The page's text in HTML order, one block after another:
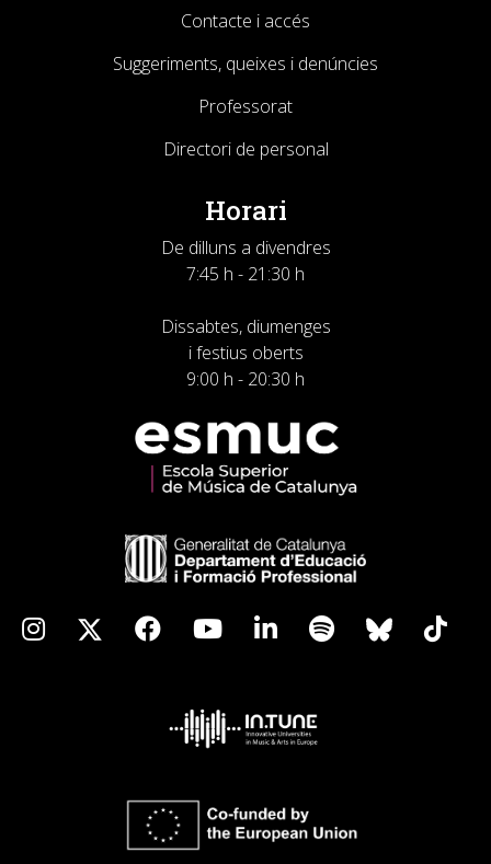
Contacte i accés
Suggeriments, queixes i denúncies
Professorat
Directori de personal
Horari
De dilluns a divendres
7:45 h - 21:30 h
Dissabtes, diumenges
i festius oberts
9:00 h - 20:30 h